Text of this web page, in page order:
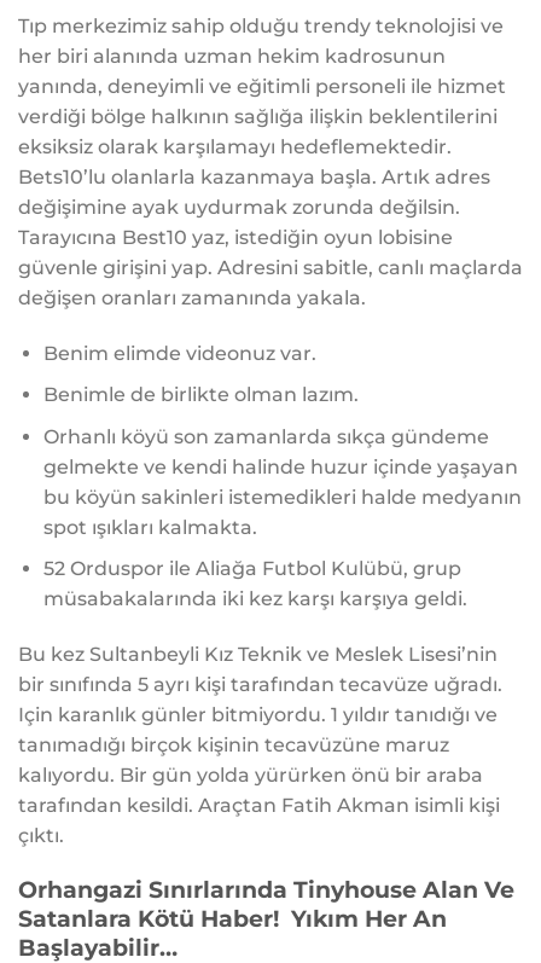
Tıp merkezimiz sahip olduğu trendy teknolojisi ve
her biri alanında uzman hekim kadrosunun
yanında, deneyimli ve eğitimli personeli ile hizmet
verdiği bölge halkının sağlığa ilişkin beklentilerini
eksiksiz olarak karşılamayı hedeflemektedir.
Bets10’lu olanlarla kazanmaya başla. Artık adres
değişimine ayak uydurmak zorunda değilsin.
Tarayıcına Best10 yaz, istediğin oyun lobisine
güvenle girişini yap. Adresini sabitle, canlı maçlarda
değişen oranları zamanında yakala.
Benim elimde videonuz var.
Benimle de birlikte olman lazım.
Orhanlı köyü son zamanlarda sıkça gündeme
gelmekte ve kendi halinde huzur içinde yaşayan
bu köyün sakinleri istemedikleri halde medyanın
spot ışıkları kalmakta.
52 Orduspor ile Aliağa Futbol Kulübü, grup
müsabakalarında iki kez karşı karşıya geldi.
Bu kez Sultanbeyli Kız Teknik ve Meslek Lisesi’nin
bir sınıfında 5 ayrı kişi tarafından tecavüze uğradı.
Için karanlık günler bitmiyordu. 1 yıldır tanıdığı ve
tanımadığı birçok kişinin tecavüzüne maruz
kalıyordu. Bir gün yolda yürürken önü bir araba
tarafından kesildi. Araçtan Fatih Akman isimli kişi
çıktı.
Orhangazi Sınırlarında Tinyhouse Alan Ve
Satanlara Kötü Haber! Yıkım Her An
Başlayabilir…